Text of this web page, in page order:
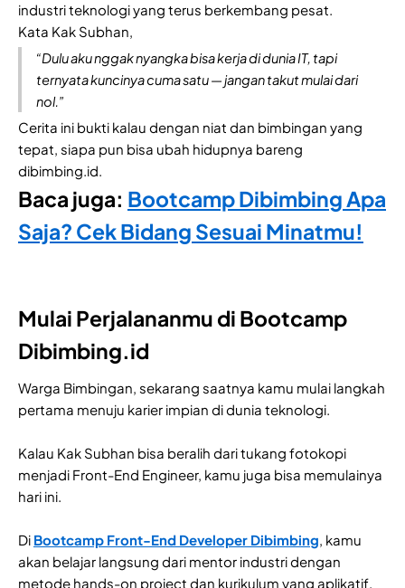
industri teknologi yang terus berkembang pesat.
Kata Kak Subhan,
“Dulu aku nggak nyangka bisa kerja di dunia IT, tapi
ternyata kuncinya cuma satu — jangan takut mulai dari
nol.”
Cerita ini bukti kalau dengan niat dan bimbingan yang
tepat, siapa pun bisa ubah hidupnya bareng
dibimbing.id.
Baca juga: Bootcamp Dibimbing Apa
Saja? Cek Bidang Sesuai Minatmu!
Mulai Perjalananmu di Bootcamp
Dibimbing.id
Warga Bimbingan, sekarang saatnya kamu mulai langkah
pertama menuju karier impian di dunia teknologi.
Kalau Kak Subhan bisa beralih dari tukang fotokopi
menjadi Front-End Engineer, kamu juga bisa memulainya
hari ini.
Di Bootcamp Front-End Developer Dibimbing, kamu
akan belajar langsung dari mentor industri dengan
metode hands-on project dan kurikulum yang aplikatif.